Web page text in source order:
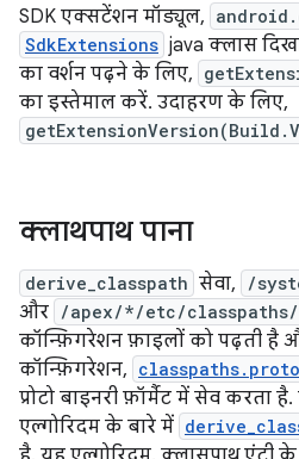
SDK एक्सटेंशन मॉड्यूल,
SdkExtensions java क्लास
का वर्शन पढ़ने के लिए,
का इस्तेमाल करें. उदाहरण के लिए,
क्लाथपाथ पाना
derive_classpath सेवा, /
और /apex/*/etc/classpaths/
कॉन्फ़िगरेशन फ़ाइलों को पढ़ती है
कॉन्फ़िगरेशन, classpaths.proto
प्रोटो बाइनरी फ़ॉर्मैट में सेव करता
एल्गोरिदम के बारे में